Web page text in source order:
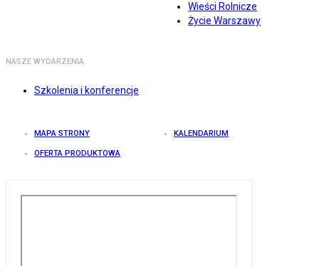
Wieści Rolnicze
Życie Warszawy
NASZE WYDARZENIA
Szkolenia i konferencje
MAPA STRONY KALENDARIUM
OFERTA PRODUKTOWA